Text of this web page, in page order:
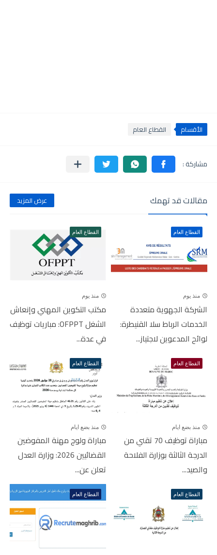
الأقسام القطاع العام
مقالات قد تهمك عرض المزيد
القطاع العام
منذ يوم
الشركة الجهوية متعددة
الخدمات الرباط سلا القنيطرة:
لوائح المدعوين لاجتياز...
القطاع العام
منذ يوم
مكتب التكوين المهني وإنعاش
الشغل OFPPT: مباريات توظيف
في عدة...
القطاع العام
منذ بضع ايام
مباراة توظيف 70 تقني من
الدرجة الثالثة بوزارة الفلاحة
والصيد...
القطاع العام
منذ بضع ايام
مباراة ولوج مهنة المفوضين
القضائيين 2026: وزارة العدل
تعلن عن...
القطاع العام القطاع العام